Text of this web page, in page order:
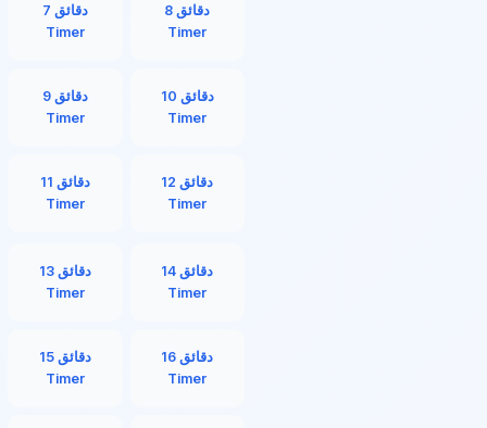
7 دقائق
Timer
8 دقائق
Timer
9 دقائق
Timer
10 دقائق
Timer
11 دقائق
Timer
12 دقائق
Timer
13 دقائق
Timer
14 دقائق
Timer
15 دقائق
Timer
16 دقائق
Timer